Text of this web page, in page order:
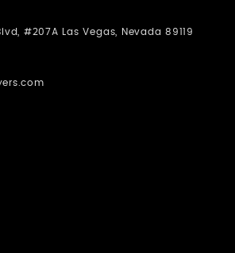
#207A Las Vegas, Nevada 89119